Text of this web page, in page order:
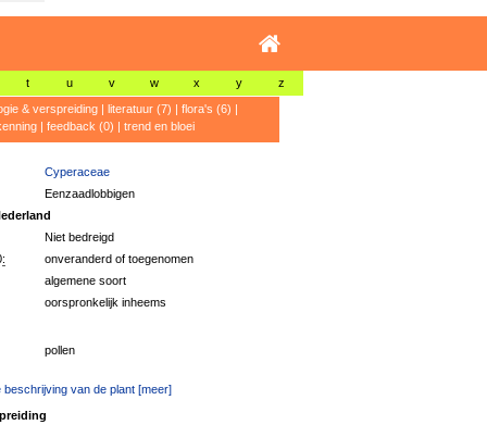
t u v w x y z
& verspreiding| literatuur (7) | flora's (6) |
| feedback (0) | trend en bloei
Cyperaceae
Eenzaadlobbigen
Niet bedreigd
onveranderd of toegenomen
algemene soort
oorspronkelijk inheems
pollen
beschrijving van de plant [meer]